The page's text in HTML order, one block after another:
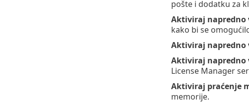
pošte i dodatku za
Aktiviraj napredno
kako bi se
Aktiviraj napredno
Aktiviraj napredno
License Manager
Aktiviraj praćenje
memorije.